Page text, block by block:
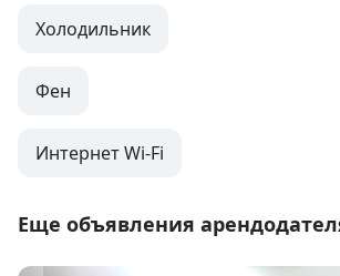
Холодильник
Фен
Интернет Wi-Fi
Еще объявления